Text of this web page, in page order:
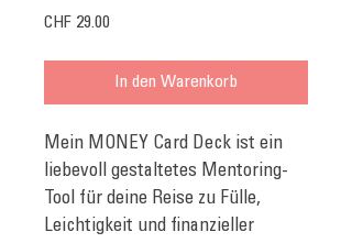
CHF 29.00
In den Warenkorb
Mein MONEY Card Deck ist ein
liebevoll gestaltetes Mentoring-
Tool für deine Reise zu Fülle,
Leichtigkeit und finanzieller